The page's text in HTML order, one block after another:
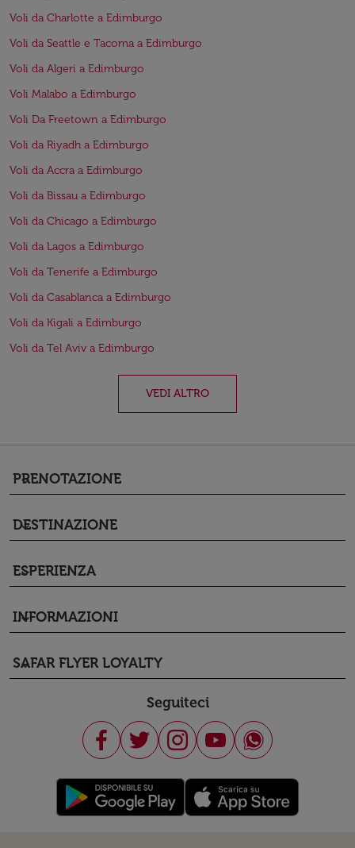
Voli da Charlotte a Edimburgo
Voli da Seattle e Tacoma a Edimburgo
Voli da Algeri a Edimburgo
Voli Malabo a Edimburgo
Voli Da Freetown a Edimburgo
Voli da Riyadh a Edimburgo
Voli da Accra a Edimburgo
Voli da Bissau a Edimburgo
Voli da Chicago a Edimburgo
Voli da Lagos a Edimburgo
Voli da Tenerife a Edimburgo
Voli da Casablanca a Edimburgo
Voli da Kigali a Edimburgo
Voli da Tel Aviv a Edimburgo
VEDI ALTRO
PRENOTAZIONE
keyboard_arrow_down
DESTINAZIONE
keyboard_arrow_down
ESPERIENZA
keyboard_arrow_down
INFORMAZIONI
keyboard_arrow_down
SAFAR FLYER LOYALTY
keyboard_arrow_down
Seguiteci